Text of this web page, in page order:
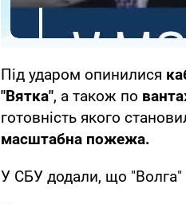
Під ударом опинилися
"Вятка", а також по
готовність якого
масштабна пожежа.
У СБУ додали, що "Волга"